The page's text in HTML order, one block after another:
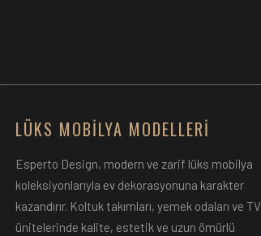
LÜKS MOBILYA MODELLERI
Esperto Design, modern ve zarif lüks mobilya
koleksiyonlarıyla ev dekorasyonuna karakter
kazandırır. Koltuk takımları, yemek odaları ve TV
ünitelerinde kalite, estetik ve uzun ömürlü